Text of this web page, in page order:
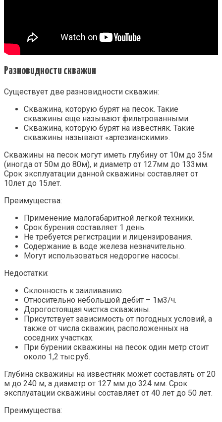
Разновидности скважин
Существует две разновидности скважин:
Скважина, которую бурят на песок. Такие
скважины еще называют фильтрованными.
Скважина, которую бурят на известняк. Такие
скважины называют «артезианскими».
Скважины на песок могут иметь глубину от 10м до 35м
(иногда от 50м до 80м), и диаметр от 127мм до 133мм.
Срок эксплуатации данной скважины составляет от
10лет до 15лет.
Преимущества:
Применение малогабаритной легкой техники.
Срок бурения составляет 1 день.
Не требуется регистрации и лицензирования.
Содержание в воде железа незначительно.
Могут использоваться недорогие насосы.
Недостатки:
Склонность к заиливанию.
Относительно небольшой дебит – 1м3/ч.
Дорогостоящая чистка скважины.
Присутствует зависимость от погодных условий, а
также от числа скважин, расположенных на
соседних участках.
При бурении скважины на песок один метр стоит
около 1,2 тыс.руб.
Глубина скважины на известняк может составлять от 20
м до 240 м, а диаметр от 127 мм до 324 мм. Срок
эксплуатации скважины составляет от 40 лет до 50 лет.
Преимущества: